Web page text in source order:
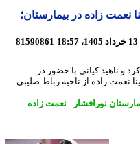
زاده در بیمارستان؛
81590861
کیانی با حضور در
زاده از ناحیه رباط صلیبی
نورافشار-نعمت زاده -